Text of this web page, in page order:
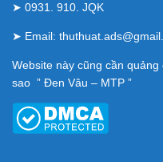
➤ 0931. 910. JQK
➤ Email:
Website này cũng cần
sao ” Đen Vâu – MTP ”